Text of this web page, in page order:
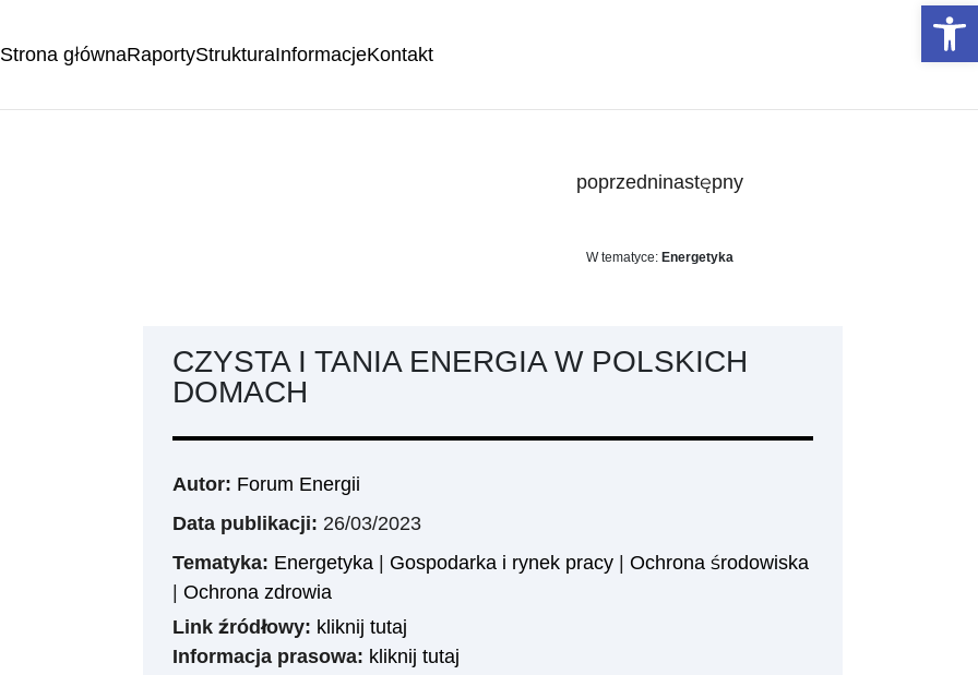
Strona głównaRaportyStrukturaInformacjeKontakt
poprzedninastępny
W tematyce: Energetyka
CZYSTA I TANIA ENERGIA W POLSKICH
DOMACH
Autor: Forum Energii
Data publikacji: 26/03/2023
Tematyka: Energetyka| Gospodarka i rynek pracy| Ochrona środowiska
| Ochrona zdrowia
Link źródłowy: kliknij tutaj
Informacja prasowa: kliknij tutaj